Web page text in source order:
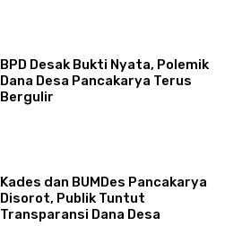
BPD Desak Bukti Nyata, Polemik
Dana Desa Pancakarya Terus
Bergulir
Kades dan BUMDes Pancakarya
Disorot, Publik Tuntut
Transparansi Dana Desa